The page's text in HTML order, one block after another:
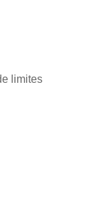
limites